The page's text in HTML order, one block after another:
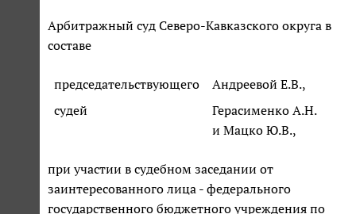
Арбитражный суд Северо-Кавказского округа в
составе
председательствующего
Андреевой Е.В.,
судей
Герасименко А.Н.
и Мацко Ю.В.,
при участии в судебном заседании от
заинтересованного лица - федерального
государственного бюджетного учреждения по